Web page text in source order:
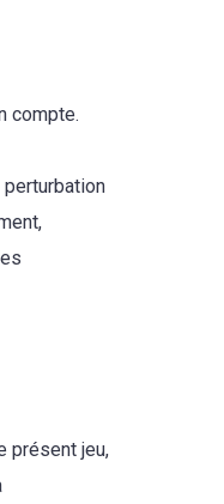
compte.
présent jeu,